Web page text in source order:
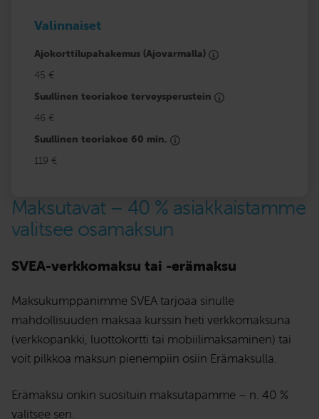
Valinnaiset
Ajokorttilupahakemus (Ajovarmalla)
45 €
Suullinen teoriakoe terveysperustein
46 €
Suullinen teoriakoe 60 min.
119 €
Maksutavat – 40 % asiakkaistamme
valitsee osamaksun
SVEA-verkkomaksu tai -erämaksu
Maksukumppanimme SVEA tarjoaa sinulle
mahdollisuuden maksaa kurssin heti verkkomaksuna
(verkkopankki, luottokortti tai mobiilimaksaminen) tai
voit pilkkoa maksun pienempiin osiin Erämaksulla.
Erämaksu onkin suosituin maksutapamme – n. 40 %
valitsee sen.